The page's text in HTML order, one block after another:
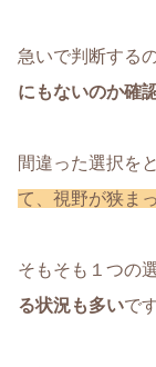
急いで判断する
にもないのか確
間違った選択を
て、視野が狭ま
そもそも１つの
る状況も多いで